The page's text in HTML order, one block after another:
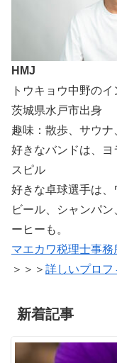
HMJ
トウキョウ中野の
茨城県水戸市出身
趣味：散歩、サウナ
好きなバンドは、ヨ
スピル
好きな卓球選手は、
ビール、シャンパ
ーヒーも。
マエカワ税理士事務
＞＞＞ 詳しいプロフ
新着記事